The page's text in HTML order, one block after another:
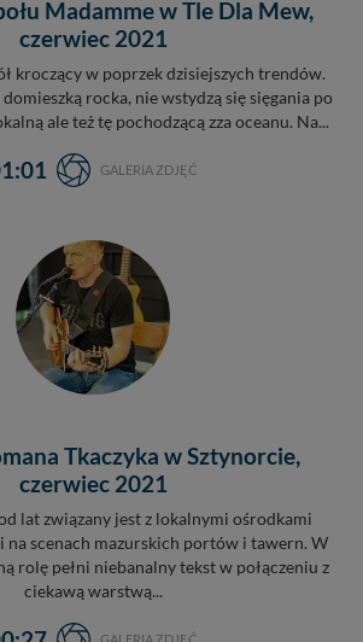
Madamme w Tle Dla Mew,
czerwiec 2021
kroczący w poprzek dzisiejszych trendów.
rocka, nie wstydzą się sięgania po
ale też tę pochodzącą zza oceanu. Na...
GALERIA ZDJĘĆ
Tkaczyka w Sztynorcie,
czerwiec 2021
lat związany jest z lokalnymi ośrodkami
na scenach mazurskich portów i tawern. W
rolę pełni niebanalny tekst w połączeniu z
ciekawą warstwą...